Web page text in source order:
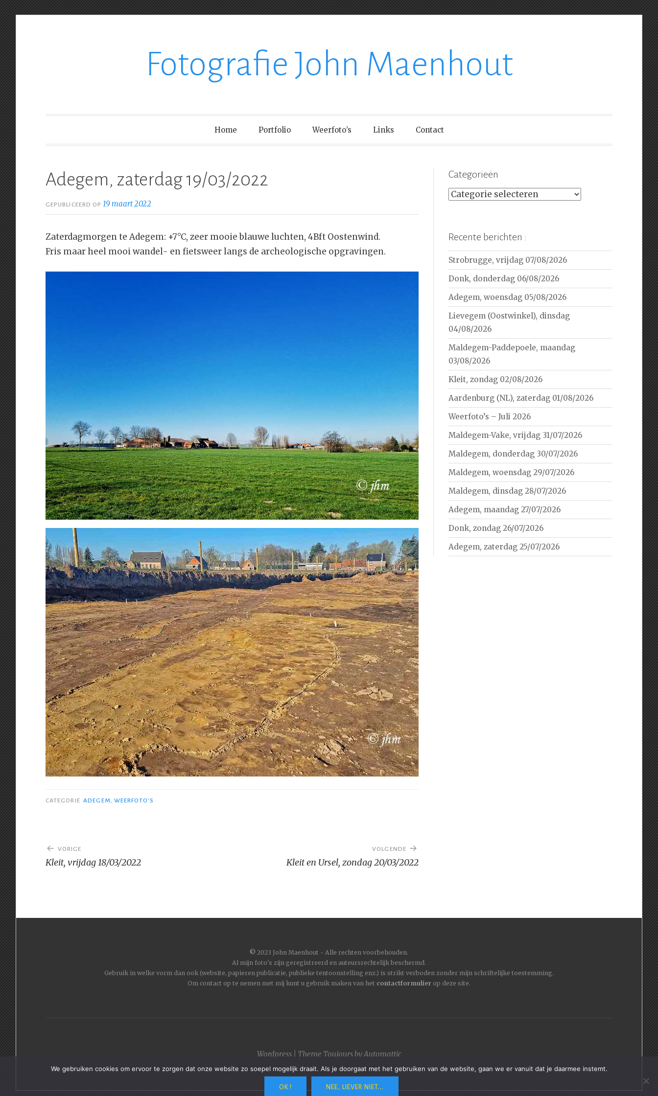
Fotografie John Maenhout
Home Portfolio Weerfoto’s Links Contact
Adegem, zaterdag 19/03/2022
GEPUBLICEERD OP19 maart 2022
Zaterdagmorgen te Adegem: +7°C, zeer mooie blauwe luchten, 4Bft Oostenwind.
Fris maar heel mooi wandel- en fietsweer langs de archeologische opgravingen.
CATEGORIE ADEGEM, WEERFOTO'S
Bericht
navigatie
VORIGE
Kleit, vrijdag 18/03/2022
VOLGENDE
Kleit en Ursel, zondag 20/03/2022
Categorieën
Categorieën
Recente berichten :
Strobrugge, vrijdag 07/08/2026
Donk, donderdag 06/08/2026
Adegem, woensdag 05/08/2026
Lievegem (Oostwinkel), dinsdag
04/08/2026
Maldegem-Paddepoele, maandag
03/08/2026
Kleit, zondag 02/08/2026
Aardenburg (NL), zaterdag 01/08/2026
Weerfoto’s – Juli 2026
Maldegem-Vake, vrijdag 31/07/2026
Maldegem, donderdag 30/07/2026
Maldegem, woensdag 29/07/2026
Maldegem, dinsdag 28/07/2026
Adegem, maandag 27/07/2026
Donk, zondag 26/07/2026
Adegem, zaterdag 25/07/2026
© 2023 John Maenhout - Alle rechten voorbehouden.
Al mijn foto's zijn geregistreerd en auteursrechtelijk beschermd.
Gebruik in welke vorm dan ook (website, papieren publicatie, publieke tentoonstelling enz.) is strikt verboden zonder mijn schriftelijke toestemming.
Om contact op te nemen met mij kunt u gebruik maken van het contactformulier op deze site.
Wordpress| Theme ToujoursbyAutomattic
We gebruiken cookies om ervoor te zorgen dat onze website zo soepel mogelijk draait. Als je doorgaat met het gebruiken van de website, gaan we er vanuit dat je daarmee instemt.
OK ! NEE, LIEVER NIET...